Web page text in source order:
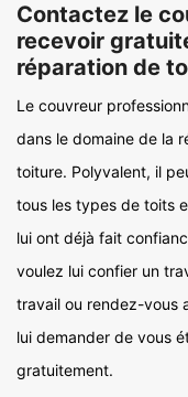
Contactez le
recevoir
réparation de
Le couvreur
dans le domaine de la
toiture. Polyvalent, il
tous les types de toits
lui ont déjà fait
voulez lui confier un
travail ou rendez-vous
lui demander de vous
gratuitement.